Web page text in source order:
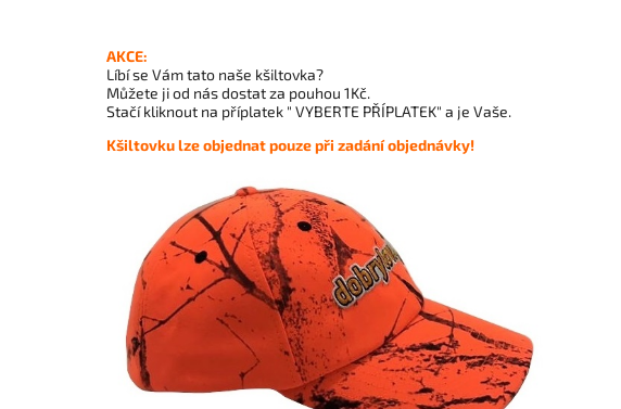
AKCE:
Líbí se Vám tato naše kšiltovka?
Můžete ji od nás dostat za pouhou 1Kč.
Stačí kliknout na příplatek " VYBERTE PŘÍPLATEK" a je Vaše.
Kšiltovku lze objednat pouze při zadání objednávky!